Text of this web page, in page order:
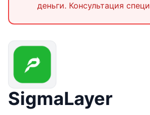
деньги. Консультация
SigmaLayer